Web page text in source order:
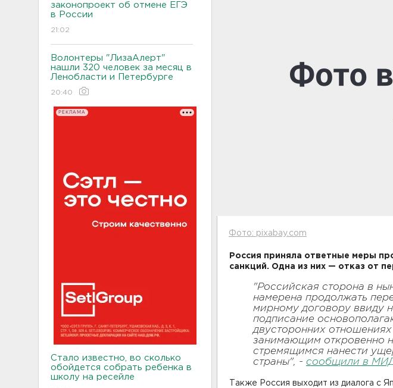
законопроект об отмене ЕГЭ
в России
21:02
Волонтеры "ЛизаАлерт"
нашли 320 человек за месяц в
Ленобласти и Петербурге
20:40
РЕКЛАМА
Стало известно, во сколько
обойдется собрать ребенка в
школу на ресейле
Фото: pixabay.com
Россия приняла ответные меры
санкций. Одна из них — отказ от
"Российская сторона в
намерена продолжать
мирному договору ввиду
подписание
двусторонних отношениях
занимающим откровенно
стремящимся нанести
страны", - сообщили в
Также Россия выходит из диалога с